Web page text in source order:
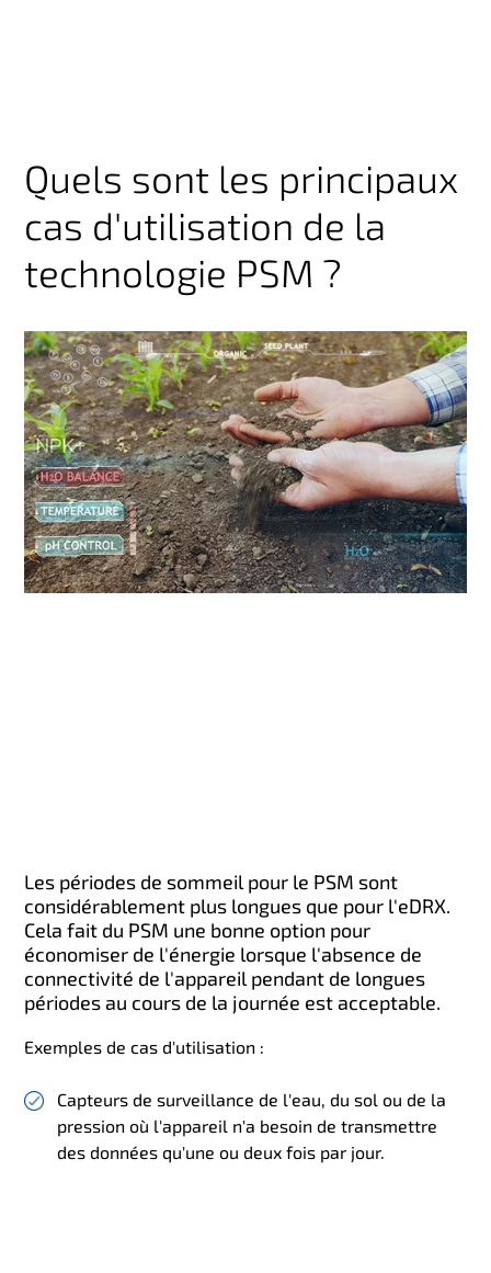
Quels sont les principaux
cas d'utilisation de la
technologie PSM ?
Les périodes de sommeil pour le PSM sont
considérablement plus longues que pour l'eDRX.
Cela fait du PSM une bonne option pour
économiser de l'énergie lorsque l'absence de
connectivité de l'appareil pendant de longues
périodes au cours de la journée est acceptable.
Exemples de cas d'utilisation :
Capteurs de surveillance de l'eau, du sol ou de la
pression où l'appareil n'a besoin de transmettre
des données qu'une ou deux fois par jour.